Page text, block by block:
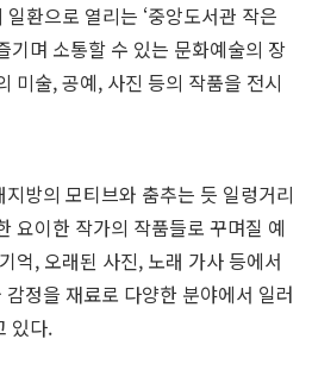
환으로 열리는 ‘중앙도서관 작은
기며 소통할 수 있는 문화예술의 장
미술, 공예, 사진 등의 작품을 전시
방의 모티브와 춤추는 듯 일렁거리
요이한 작가의 작품들로 꾸며질 예
억, 오래된 사진, 노래 가사 등에서
정을 재료로 다양한 분야에서 일러
있다.